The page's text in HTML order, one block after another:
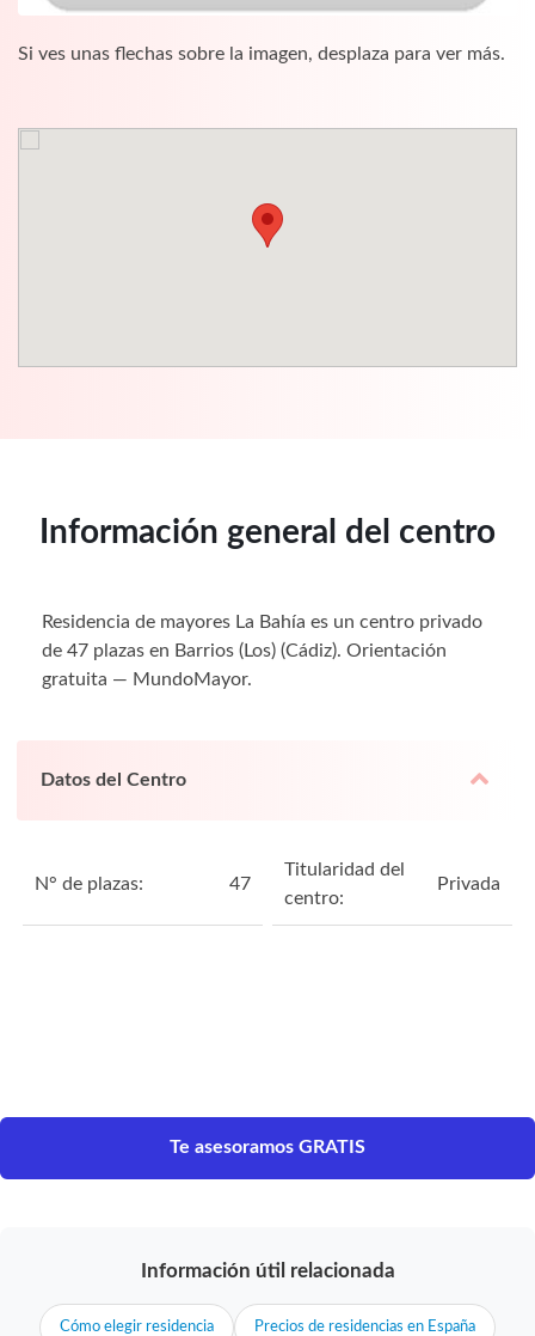
Si ves unas flechas sobre la imagen, desplaza para ver más.
Información general del centro
Residencia de mayores La Bahía es un centro privado
de 47 plazas en Barrios (Los) (Cádiz). Orientación
gratuita — MundoMayor.
Datos del Centro
N° de plazas: 47
Titularidad del
centro:
Privada
Te asesoramos GRATIS
Información útil relacionada
Cómo elegir residencia Precios de residencias en España